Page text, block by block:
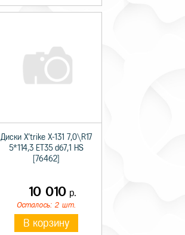
Диски X'trike X-131 7,0\R17
5*114,3 ET35 d67,1 HS
[76462]
10 010р.
Осталось: 2 шт.
В корзину